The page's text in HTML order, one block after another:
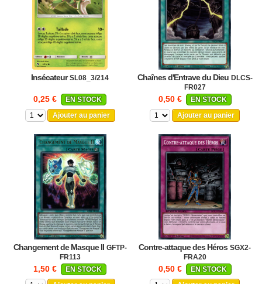
Insécateur SL08_3/214
0,25 €
EN STOCK
Ajouter au panier
Chaînes d'Entrave du Dieu DLCS-
FR027
0,50 €
EN STOCK
Ajouter au panier
Changement de Masque II GFTP-
FR113
1,50 €
EN STOCK
Contre-attaque des Héros SGX2-
FRA20
0,50 €
EN STOCK